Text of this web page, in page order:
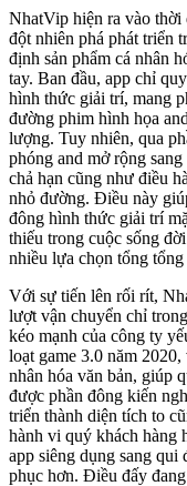
NhatVip hiện ra vào thời
đột nhiên phá phát triển
định sản phẩm cá nhân
tay. Ban đầu, app chỉ
hình thức giải trí, mang
đường phim hình họa
lượng. Tuy nhiên, qua
phóng and mở rộng
chả hạn cũng như điều
nhỏ đường. Điều này
đông hình thức giải trí
thiếu trong cuộc sống
nhiều lựa chọn tổng
Với sự tiến lên rối rít,
lượt vận chuyển chỉ
kéo mạnh của công ty
loạt game 3.0 năm
nhân hóa văn bản, giúp
được phần đông kiến
triển thành diện tích to
hành vi quý khách hàng
app siêng dụng sang
phục hơn. Điều đấy